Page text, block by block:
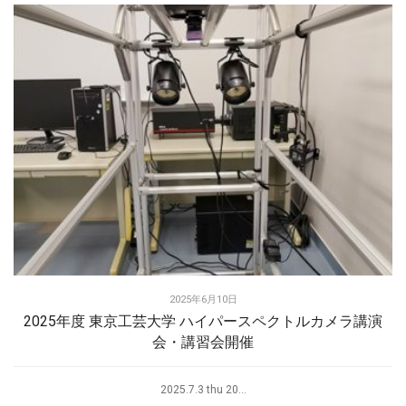
2025年6月10日
2025年度 東京工芸大学 ハイパースペクトルカメラ講演
会・講習会開催
2025.7.3 thu 20...